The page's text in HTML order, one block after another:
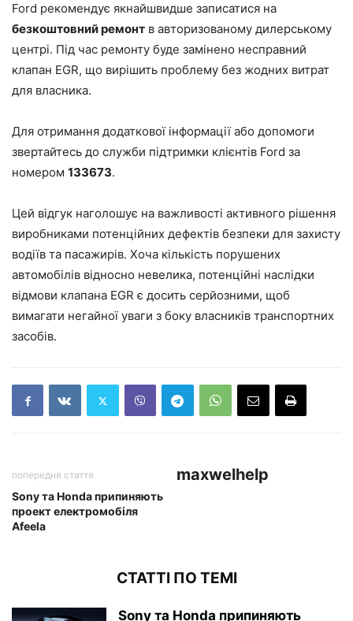
Ford рекомендує якнайшвидше записатися на
безкоштовний ремонт в авторизованому дилерському
центрі. Під час ремонту буде замінено несправний
клапан EGR, що вирішить проблему без жодних витрат
для власника.
Для отримання додаткової інформації або допомоги
звертайтесь до служби підтримки клієнтів Ford за
номером 133673.
Цей відгук наголошує на важливості активного рішення
виробниками потенційних дефектів безпеки для захисту
водіїв та пасажирів. Хоча кількість порушених
автомобілів відносно невелика, потенційні наслідки
відмови клапана EGR є досить серйозними, щоб
вимагати негайної уваги з боку власників транспортних
засобів.
попередня стаття
Sony та Honda припиняють
проект електромобіля
Afeela
maxwelhelp
СТАТТІ ПО ТЕМІ
Sony та Honda припиняють